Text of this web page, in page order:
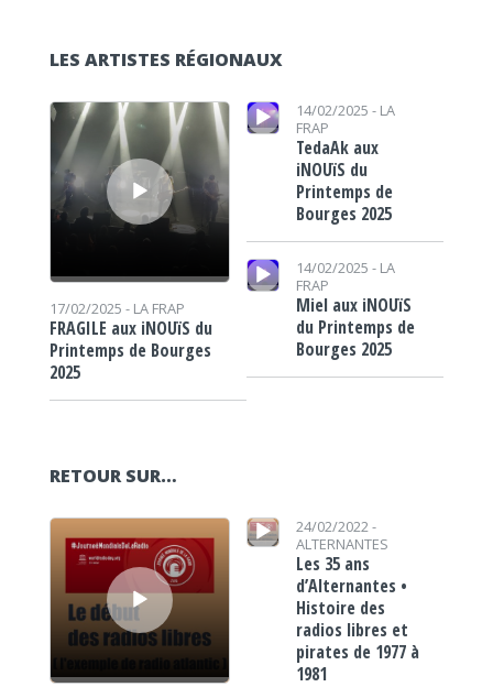
LES ARTISTES RÉGIONAUX
Lecteur audio
17/02/2025 - LA FRAP
FRAGILE aux iNOUïS du
Printemps de Bourges
2025
Lecteur audio 14/02/2025 - LA
FRAP
TedaAk aux
iNOUïS du
Printemps de
Bourges 2025
Lecteur audio
14/02/2025 - LA
FRAP
Miel aux iNOUïS
du Printemps de
Bourges 2025
RETOUR SUR…
Lecteur audio
Lecteur audio
24/02/2022 -
ALTERNANTES
Les 35 ans
d’Alternantes •
Histoire des
radios libres et
pirates de 1977 à
1981